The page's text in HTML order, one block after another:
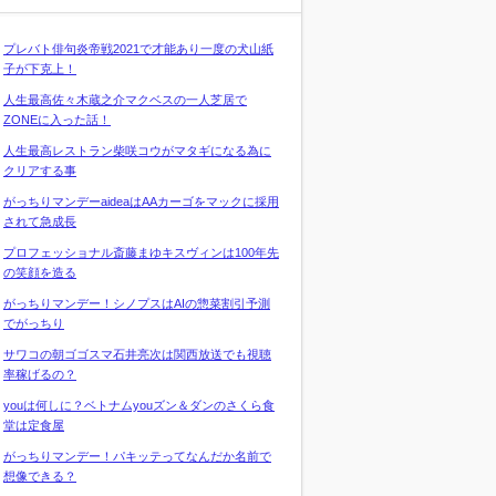
プレバト俳句炎帝戦2021で才能あり一度の犬山紙
子が下克上！
人生最高佐々木蔵之介マクベスの一人芝居で
ZONEに入った話！
人生最高レストラン柴咲コウがマタギになる為に
クリアする事
がっちりマンデーaideaはAAカーゴをマックに採用
されて急成長
プロフェッショナル斎藤まゆキスヴィンは100年先
の笑顔を造る
がっちりマンデー！シノプスはAIの惣菜割引予測
でがっちり
サワコの朝ゴゴスマ石井亮次は関西放送でも視聴
率稼げるの？
youは何しに？ベトナムyouズン＆ダンのさくら食
堂は定食屋
がっちりマンデー！パキッテってなんだか名前で
想像できる？